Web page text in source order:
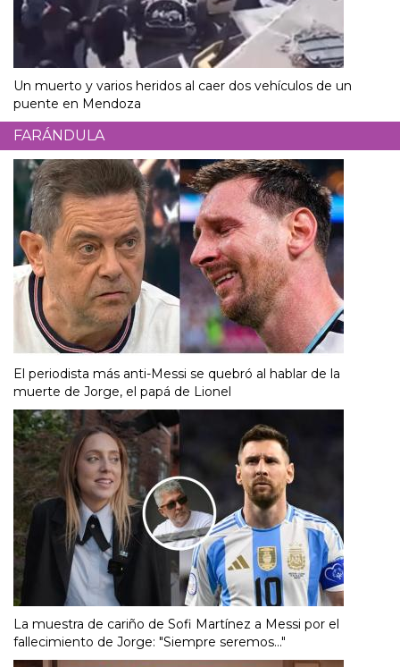
Un muerto y varios heridos al caer dos vehículos de un
puente en Mendoza
FARÁNDULA
El periodista más anti-Messi se quebró al hablar de la
muerte de Jorge, el papá de Lionel
La muestra de cariño de Sofi Martínez a Messi por el
fallecimiento de Jorge: "Siempre seremos..."